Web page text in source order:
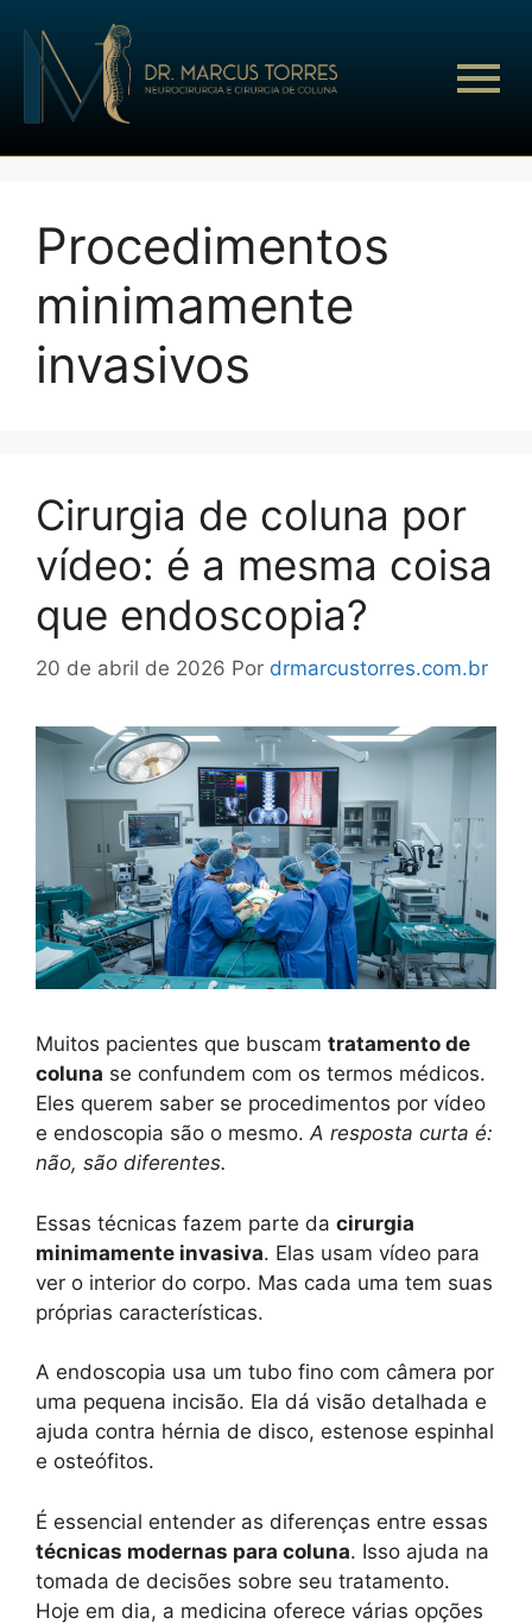
Procedimentos
minimamente
invasivos
Cirurgia de coluna por
vídeo: é a mesma coisa
que endoscopia?
20 de abril de 2026 Por drmarcustorres.com.br
Muitos pacientes que buscam tratamento de
coluna se confundem com os termos médicos.
Eles querem saber se procedimentos por vídeo
e endoscopia são o mesmo.A resposta curta é:
não, são diferentes.
Essas técnicas fazem parte da cirurgia
minimamente invasiva. Elas usam vídeo para
ver o interior do corpo. Mas cada uma tem suas
próprias características.
A endoscopia usa um tubo fino com câmera por
uma pequena incisão. Ela dá visão detalhada e
ajuda contra hérnia de disco, estenose espinhal
e osteófitos.
É essencial entender as diferenças entre essas
técnicas modernas para coluna. Isso ajuda na
tomada de decisões sobre seu tratamento.
Hoje em dia, a medicina oferece várias opções